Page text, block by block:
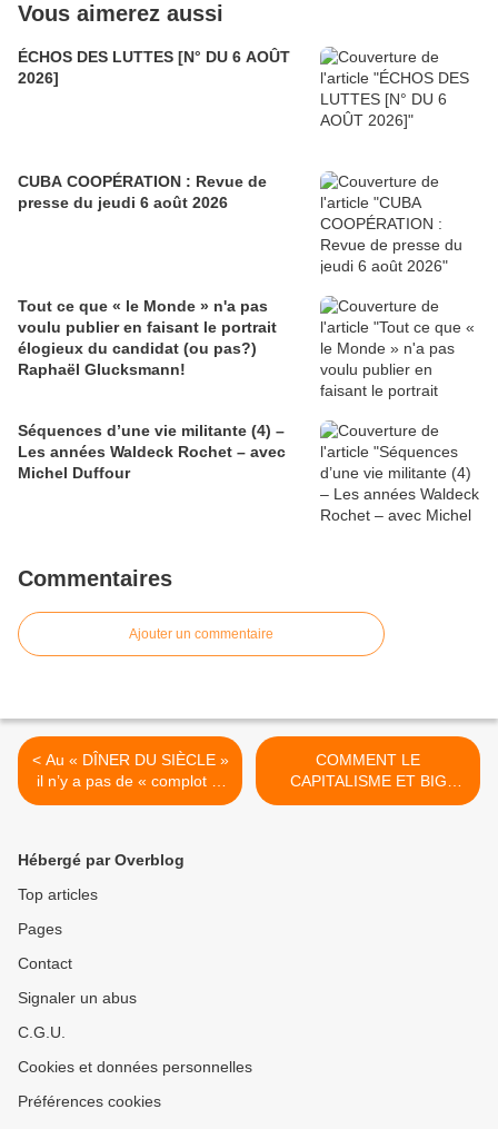
Vous aimerez aussi
ÉCHOS DES LUTTES [N° DU 6 AOÛT
2026]
CUBA COOPÉRATION : Revue de
presse du jeudi 6 août 2026
Tout ce que « le Monde » n'a pas
voulu publier en faisant le portrait
élogieux du candidat (ou pas?)
Raphaël Glucksmann!
Séquences d’une vie militante (4) –
Les années Waldeck Rochet – avec
Michel Duffour
Commentaires
Ajouter un commentaire
< Au « DÎNER DU SIÈCLE »
il n’y a pas de « complot »,
seulement du séparatisme
COMMENT LE
CAPITALISME ET BIG
PHARMA TUENT >
Hébergé par Overblog
Top articles
Pages
Contact
Signaler un abus
C.G.U.
Cookies et données personnelles
Préférences cookies